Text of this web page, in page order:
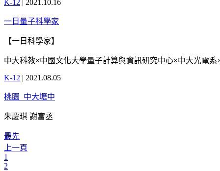
K-12 | 2021.10.16
一日量子科學家
【一日科學家】
中大科教×中國文化大學量子計算與資訊研究中心×中大光電系
K-12 | 2021.08.05
桃園_中大壢中
朱慶琪 謝富丞
最先
上一頁
1
2